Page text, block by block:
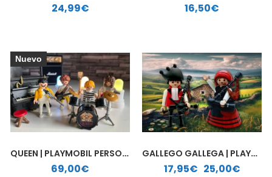
24,99€ 16,50€
Nuevo
QUEEN | PLAYMOBIL PERSONALIZADO
69,00€
GALLEGO GALLEGA | PLAYMOBIL PERSONALIZADO
17,95€ 25,00€
Rango de precios: desde 17,95€ hasta 25,00€